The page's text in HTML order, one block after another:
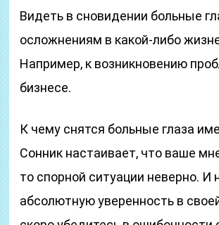
Видеть в сновидении больные
осложнениям в какой-либо
Например, к возникновению
бизнесе.
К чему снятся больные глаза
Сонник настаивает, что ваше
то спорной ситуации неверно. И
абсолютную уверенность в